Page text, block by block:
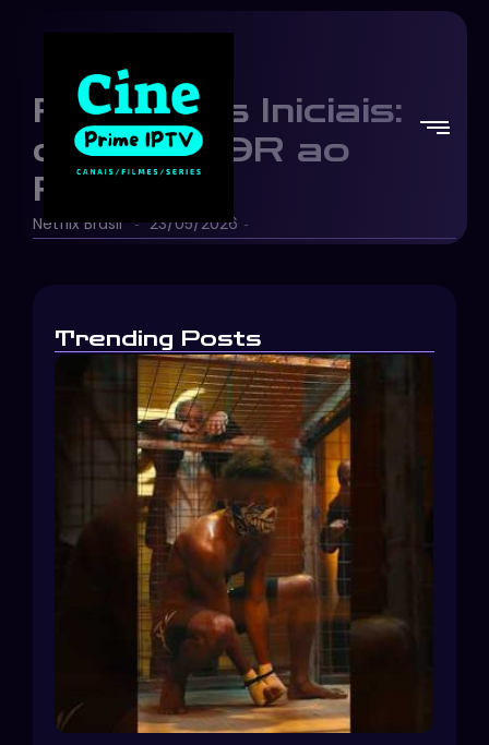
Pokémons Iniciais:
do MELHOR ao
PIOR
Netflix Brasil - 23/05/2026 -
Trending Posts